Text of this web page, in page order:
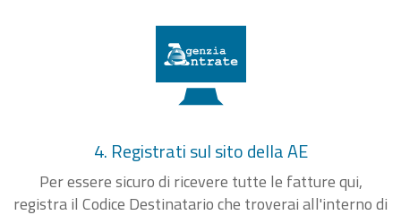
4. Registrati sul sito della AE
Per essere sicuro di ricevere tutte le fatture qui,
registra il Codice Destinatario che troverai all'interno di